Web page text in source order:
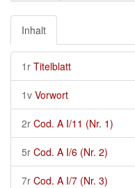
Inhalt
1r Titelblatt
1v Vorwort
2r Cod. A I/11 (Nr. 1)
5r Cod. A I/6 (Nr. 2)
7r Cod. A I/7 (Nr. 3)